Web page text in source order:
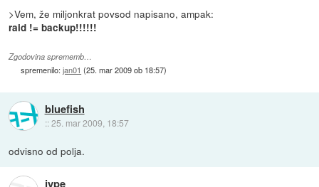
>Vem, že miljonkrat povsod napisano, ampak:
raid != backup!!!!!!
Zgodovina sprememb…
spremenilo:jan01 (25. mar 2009 ob 18:57)
bluefish
::25. mar 2009, 18:57
odvisno od polja.
jype